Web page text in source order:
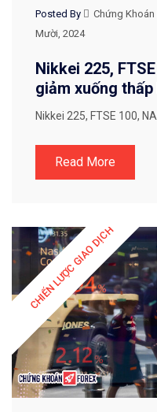
CHIẾN LƯỢC GIAO DỊCH
Posted By Chứng Khoán
Mười, 2024
Nikkei 225,
giảm xuống thấp
Nikkei 225, FTSE 100,
Read More
CHIẾN LƯỢC GIAO DỊCH